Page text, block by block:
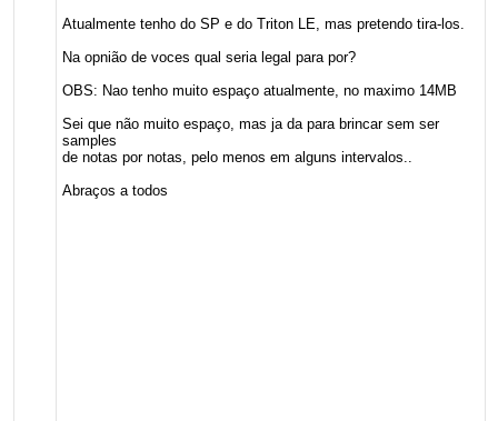
Atualmente tenho do SP e do Triton LE, mas pretendo tira-los.
Na opnião de voces qual seria legal para por?
OBS: Nao tenho muito espaço atualmente, no maximo 14MB
Sei que não muito espaço, mas ja da para brincar sem ser
samples
de notas por notas, pelo menos em alguns intervalos..
Abraços a todos